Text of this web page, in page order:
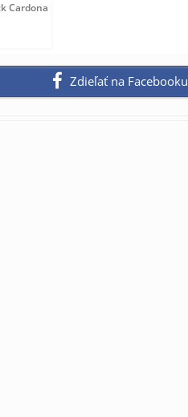
Cardona, hnedé
Zdieľať na Facebooku